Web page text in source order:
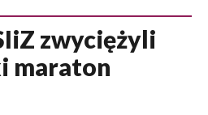
zwyciężyli
maraton